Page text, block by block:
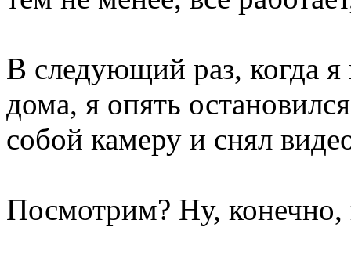
В следующий раз, когда я
дома, я опять
собой камеру и снял
Посмотрим? Ну,